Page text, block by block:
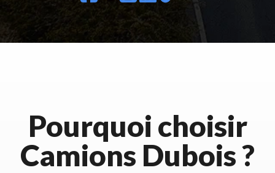
Pourquoi choisir
Camions Dubois ?